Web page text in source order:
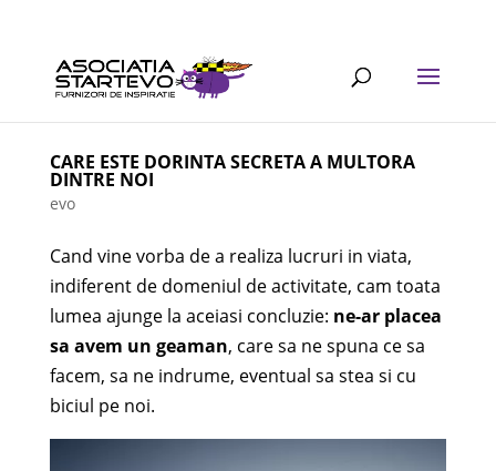
CARE ESTE DORINTA SECRETA A MULTORA
DINTRE NOI
evo
Cand vine vorba de a realiza lucruri in viata,
indiferent de domeniul de activitate, cam toata
lumea ajunge la aceiasi concluzie: ne-ar placea
sa avem un geaman, care sa ne spuna ce sa
facem, sa ne indrume, eventual sa stea si cu
biciul pe noi.